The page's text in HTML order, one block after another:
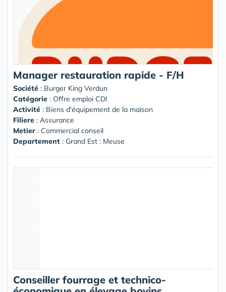
Manager restauration rapide - F/H
Société : Burger King Verdun
Catégorie : Offre emploi CDI
Activité : Biens d'équipement de la maison
Filiere : Assurance
Metier : Commercial conseil
Departement : Grand Est : Meuse
Conseiller fourrage et technico-